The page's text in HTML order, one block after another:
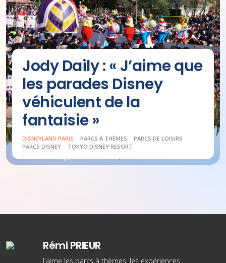
Jody Daily : « J’aime que
les parades Disney
véhiculent de la
fantaisie »
DISNEYLAND PARIS PARCS À THÈMES
PARCS DE LOISIRS
PARCS DISNEY
TOKYO DISNEY RESORT
Rémi PRIEUR
J'aime les parcs à thèmes, les expériences